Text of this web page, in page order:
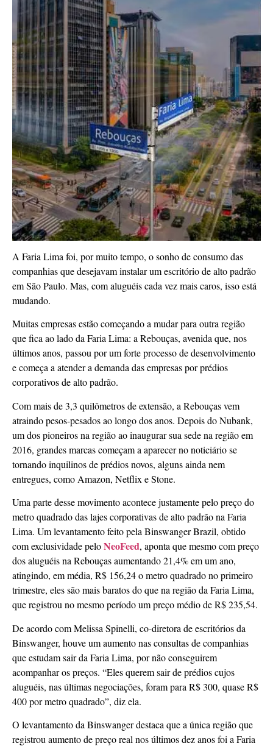
A Faria Lima foi, por muito tempo, o sonho de consumo das
companhias que desejavam instalar um escritório de alto padrão
em São Paulo. Mas, com aluguéis cada vez mais caros, isso está
mudando.
Muitas empresas estão começando a mudar para outra região
que fica ao lado da Faria Lima: a Rebouças, avenida que, nos
últimos anos, passou por um forte processo de desenvolvimento
e começa a atender a demanda das empresas por prédios
corporativos de alto padrão.
Com mais de 3,3 quilômetros de extensão, a Rebouças vem
atraindo pesos-pesados ao longo dos anos. Depois do Nubank,
um dos pioneiros na região ao inaugurar sua sede na região em
2016, grandes marcas começam a aparecer no noticiário se
tornando inquilinos de prédios novos, alguns ainda nem
entregues, como Amazon, Netflix e Stone.
Uma parte desse movimento acontece justamente pelo preço do
metro quadrado das lajes corporativas de alto padrão na Faria
Lima. Um levantamento feito pela Binswanger Brazil, obtido
com exclusividade peloNeoFeed, aponta que mesmo com preço
dos aluguéis na Rebouças aumentando 21,4% em um ano,
atingindo, em média, R$ 156,24 o metro quadrado no primeiro
trimestre, eles são mais baratos do que na região da Faria Lima,
que registrou no mesmo período um preço médio de R$ 235,54.
De acordo com Melissa Spinelli, co-diretora de escritórios da
Binswanger, houve um aumento nas consultas de companhias
que estudam sair da Faria Lima, por não conseguirem
acompanhar os preços. “Eles querem sair de prédios cujos
aluguéis, nas últimas negociações, foram para R$ 300, quase R$
400 por metro quadrado”, diz ela.
O levantamento da Binswanger destaca que a única região que
registrou aumento de preço real nos últimos dez anos foi a Faria